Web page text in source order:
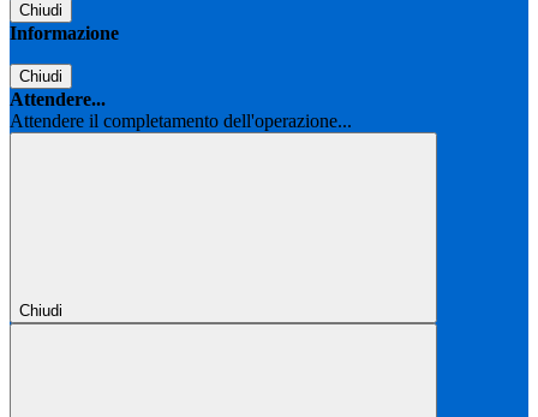
Chiudi
Informazione
Chiudi
Attendere...
Attendere il completamento dell'operazione...
Chiudi